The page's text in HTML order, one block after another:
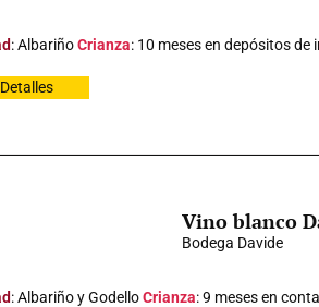
: AlbariñoCrianza: 10 meses en depósitos
Detalles
Vino blanco
Bodega Davide
: Albariño y GodelloCrianza: 9 meses en